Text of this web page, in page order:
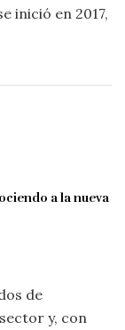
inició en 2017,
a la nueva
de
y, con